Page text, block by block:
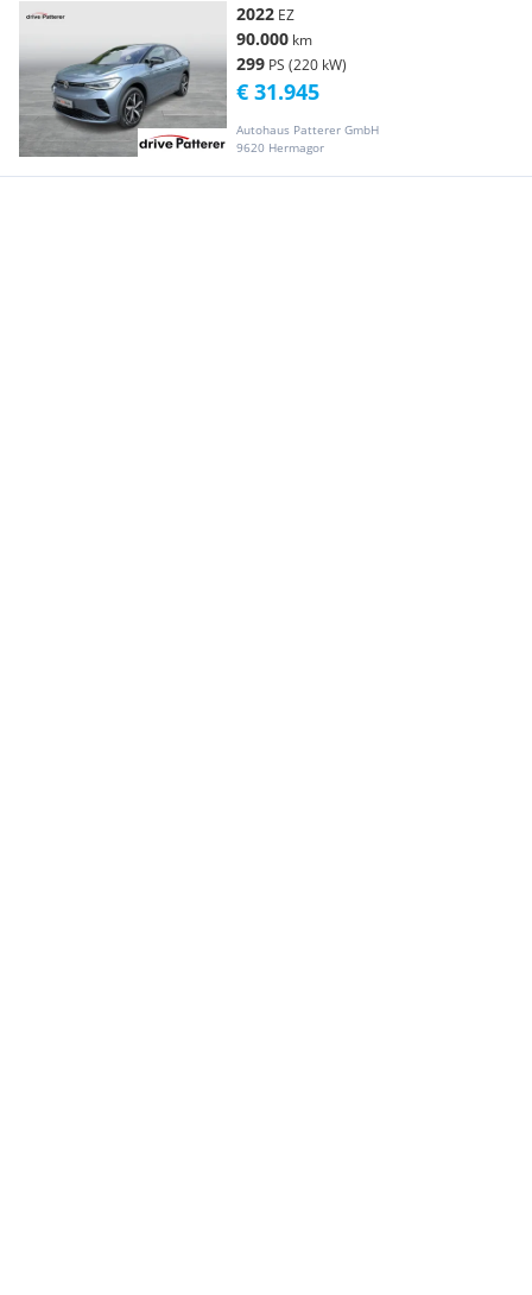
2022 EZ
90.000 km
299 PS (220 kW)
Autohaus Patterer GmbH
9620 Hermagor
€ 31.945